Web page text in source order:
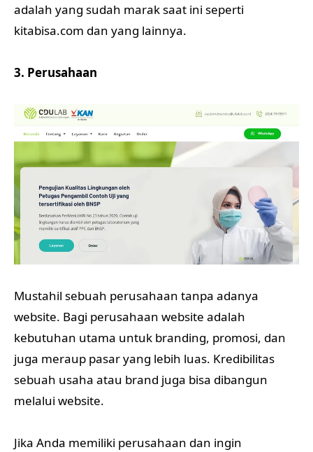
adalah yang sudah marak saat ini seperti
kitabisa.com dan yang lainnya.
3. Perusahaan
Mustahil sebuah perusahaan tanpa adanya
website. Bagi perusahaan website adalah
kebutuhan utama untuk branding, promosi, dan
juga meraup pasar yang lebih luas. Kredibilitas
sebuah usaha atau brand juga bisa dibangun
melalui website.
Jika Anda memiliki perusahaan dan ingin